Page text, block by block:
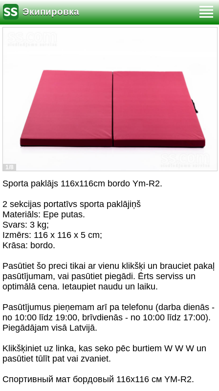
Экипировка
1/8
Sporta paklājs 116x116cm bordo Ym-R2.
2 sekcijas portatīvs sporta paklājiņš
Materiāls: Epe putas.
Svars: 3 kg;
Izmērs: 116 x 116 x 5 cm;
Krāsa: bordo.
Pasūtiet šo preci tikai ar vienu klikšķi un brauciet pakaļ
pasūtījumam, vai pasūtiet piegādi. Ērts serviss un
optimālā cena. Ietaupiet naudu un laiku.
Pasūtījumus pieņemam arī pa telefonu (darba dienās -
no 10:00 līdz 19:00, brīvdienās - no 10:00 līdz 17:00).
Piegādājam visā Latvijā.
Klikšķiniet uz linka, kas seko pēc burtiem W W W un
pasūtiet tūlīt pat vai zvaniet.
Спортивный мат бордовый 116x116 см YM-R2.